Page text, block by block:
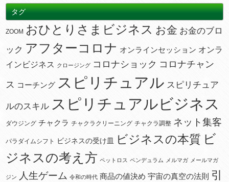
タグ
ZOOM おひとりさまビジネス お金 お金のブロ
ック アフターコロナ オンラインセッション オンラ
インビジネス クロージング コロナショック コロナチャン
ス コーチング スピリチュアル スピリチュア
ルのスキル スピリチュアルビジネス
ダウジング チャクラ チャクラクリーニング チャクラ調整 ネット集客
パラダイムシフト ビジネスの受け皿 ビジネスの本質 ビ
ジネスの考え方 ペットロス ペンデュラム メルマガ メールマガ
ジン 人生ゲーム 令和の時代 商品の値決め 宇宙の真空の法則 引